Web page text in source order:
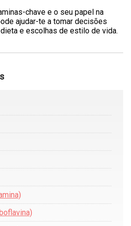
chave e o seu papel na
ajudar-te a tomar decisões
e escolhas de estilo de vida.